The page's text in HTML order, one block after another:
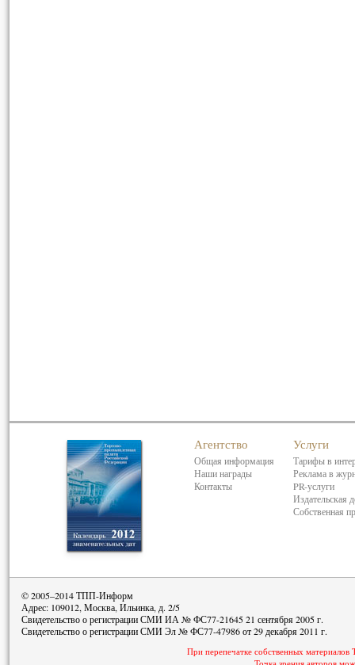
Агентство
Общая информация
Наши награды
Контакты
Услуги
Тарифы в
Реклама в
PR-услуги
Издательская
Собственная
© 2005–2014 ТПП-Информ
Адрес: 109012, Москва, Ильинка, д. 2/5
Свидетельство о регистрации СМИ ИА № ФС77-21645 21 сентября 2005 г.
Свидетельство о регистрации СМИ Эл № ФС77-47986 от 29 декабря 2011 г.
При перепечатке собственных